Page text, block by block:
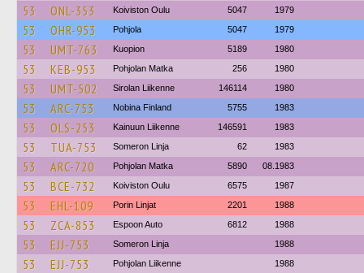
53 ONL-353 Koiviston Oulu 5047 1979
53 OHR-953 Pohjola 5047 1979
53 UMT-763 Kuopion 5189 1980
53 KEB-953 Pohjolan Matka 256 1980
53 UMT-502 Sirolan Liikenne 146114 1980
53 ARC-753 Nobina Finland 5755 1983
53 OLS-253 Kainuun Liikenne 146591 1983
53 TUA-753 Someron Linja 62 1983
53 ARC-720 Pohjolan Matka 5890 08.1983
53 BCE-732 Koiviston Oulu 6575 1987
53 EHL-109 Porin Linjat 2201 1988
53 ZCA-853 Espoon Auto 6812 1988
53 EJJ-753 Someron Linja 1988
53 EJJ-753 Pohjolan Liikenne 1988